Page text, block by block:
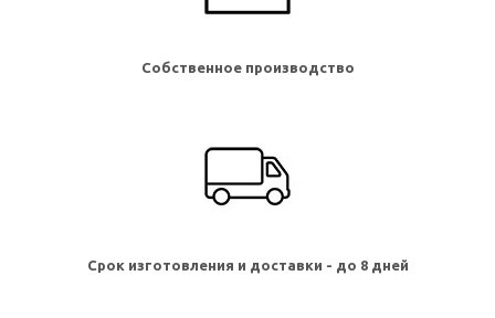
Собственное производство
Срок изготовления и доставки - до 8 дней